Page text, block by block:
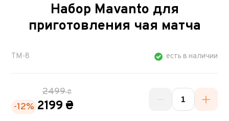
Набор Mavanto для
приготовления чая матча
TM-8 есть в наличии
-12%
2499₴
2199 ₴